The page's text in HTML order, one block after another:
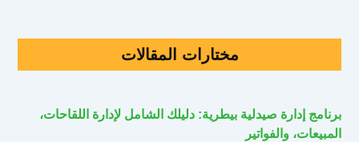
مختارات المقالات
برنامج إدارة صيدلية بيطرية: دليلك الشامل لإدارة اللقاحات،
المبيعات، والفواتير